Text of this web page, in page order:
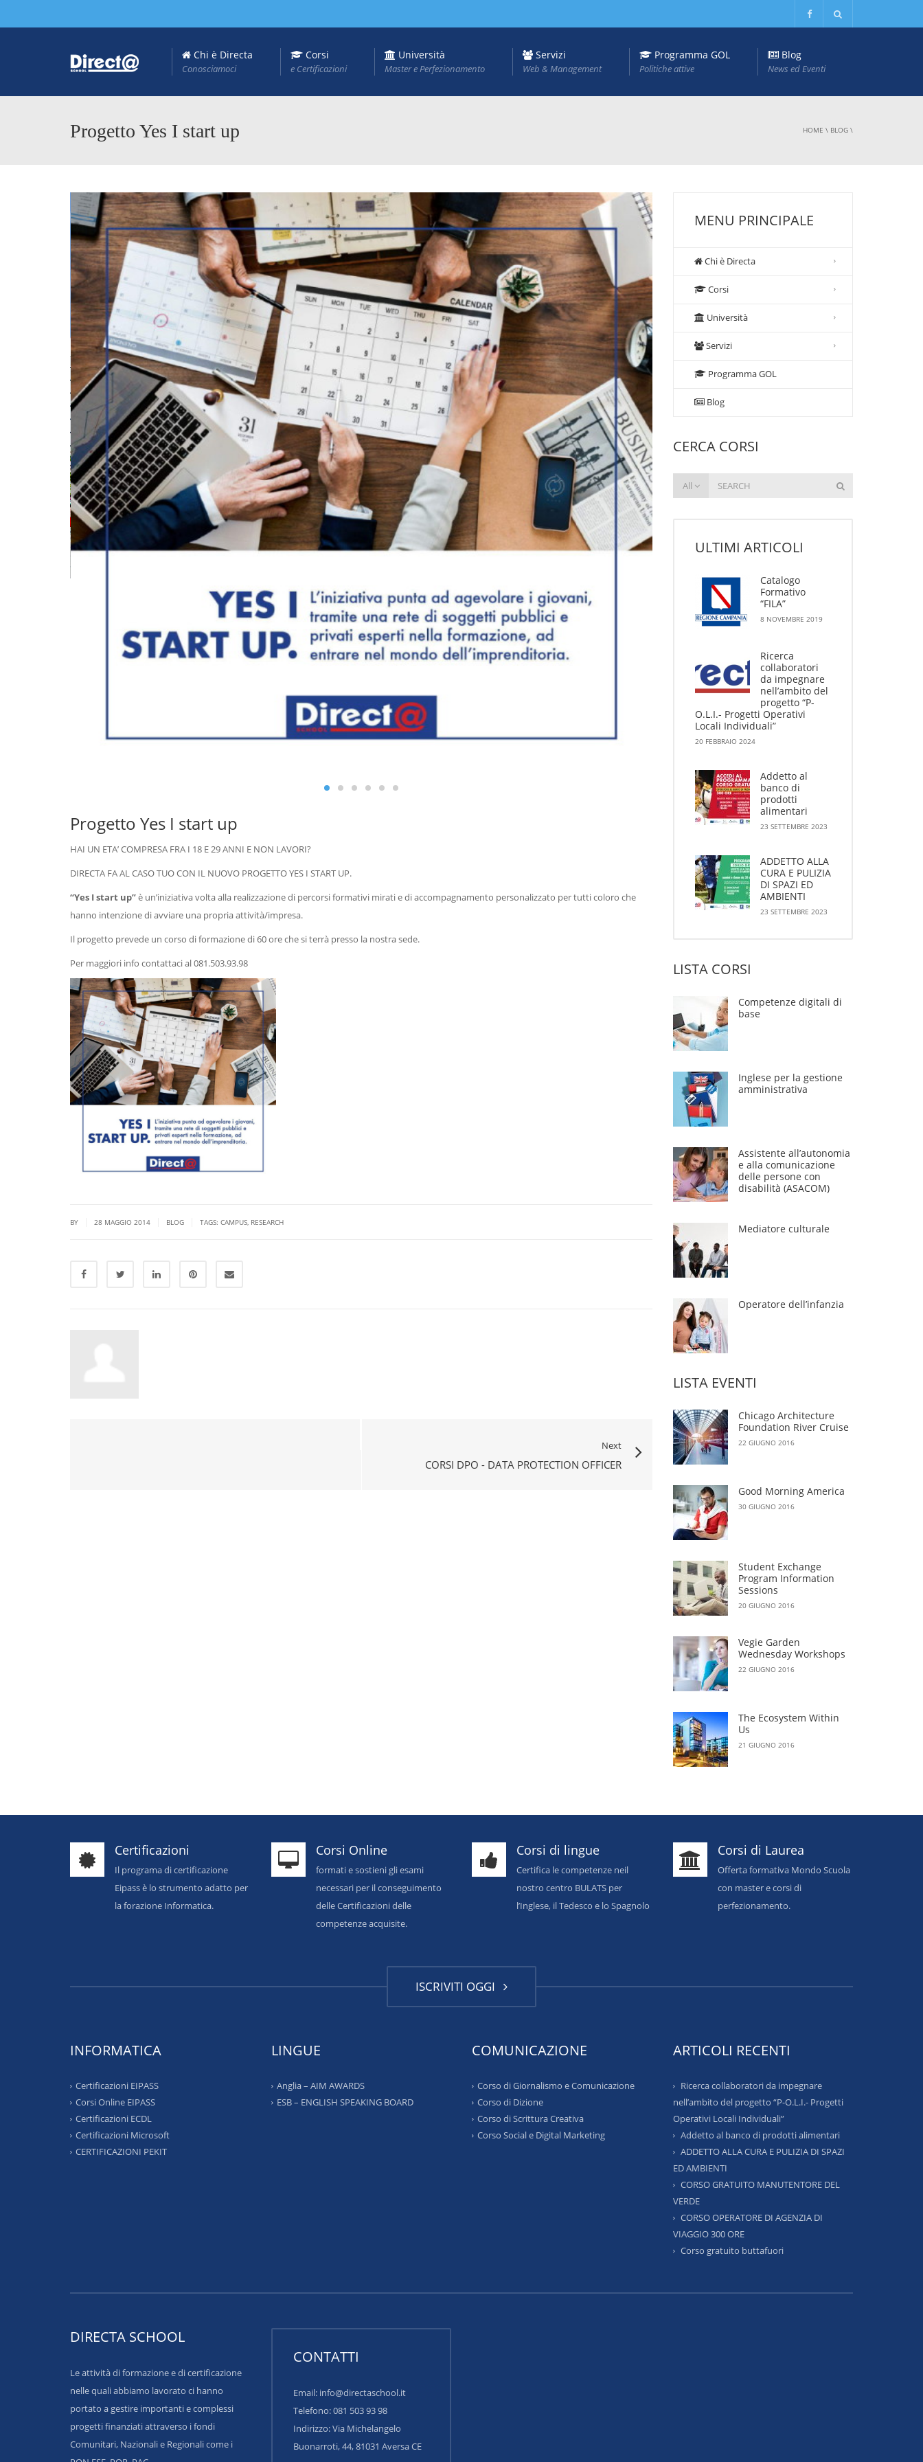
Chi è Directa
Conosciamoci
Corsi
e Certificazioni
Università
Master e Perfezionamento
Servizi
Web & Management
Programma GOL
Politiche attive
Blog
News ed Eventi
Progetto Yes I start up HOME \ BLOG \
Progetto Yes I start up
HAI UN ETA’ COMPRESA FRA I 18 E 29 ANNI E NON LAVORI?
DIRECTA FA AL CASO TUO CON IL NUOVO PROGETTO YES I START UP.
“Yes I start up”è un’iniziativa volta alla realizzazione di percorsi formativi mirati e di accompagnamento personalizzato per tutti coloro che
hanno intenzione di avviare una propria attività/impresa.
Il progetto prevede un corso di formazione di 60 ore che si terrà presso la nostra sede.
Per maggiori info contattaci al 081.503.93.98
BY 28 MAGGIO 2014 BLOG TAGS: CAMPUS RESEARCH
Next
CORSI DPO - DATA PROTECTION OFFICER
MENU PRINCIPALE
Chi è Directa
Corsi
Università
Servizi
Programma GOL
Blog
CERCA CORSI
All
ULTIMI ARTICOLI
Catalogo
Formativo
“FILA”
8 NOVEMBRE 2019
Ricerca
collaboratori
da impegnare
nell’ambito del
progetto “P-
O.L.I.- Progetti Operativi
Locali Individuali”
20 FEBBRAIO 2024
Addetto al
banco di
prodotti
alimentari
23 SETTEMBRE 2023
ADDETTO ALLA
CURA E PULIZIA
DI SPAZI ED
AMBIENTI
23 SETTEMBRE 2023
LISTA CORSI
Competenze digitali di
base
Inglese per la gestione
amministrativa
Assistente all’autonomia
e alla comunicazione
delle persone con
disabilità (ASACOM)
Mediatore culturale
Operatore dell’infanzia
LISTA EVENTI
Chicago Architecture
Foundation River Cruise
22 GIUGNO 2016
Good Morning America
30 GIUGNO 2016
Student Exchange
Program Information
Sessions
20 GIUGNO 2016
Vegie Garden
Wednesday Workshops
22 GIUGNO 2016
The Ecosystem Within
Us
21 GIUGNO 2016
Certificazioni
Il programa di certificazione
Eipass è lo strumento adatto per
la forazione Informatica.
Corsi Online
formati e sostieni gli esami
necessari per il conseguimento
delle Certificazioni delle
competenze acquisite.
Corsi di lingue
Certifica le competenze neil
nostro centro BULATS per
l’Inglese, il Tedesco e lo Spagnolo
Corsi di Laurea
Offerta formativa Mondo Scuola
con master e corsi di
perfezionamento.
ISCRIVITI OGGI
INFORMATICA
Certificazioni EIPASS
Corsi Online EIPASS
Certificazioni ECDL
Certificazioni Microsoft
CERTIFICAZIONI PEKIT
LINGUE
Anglia – AIM AWARDS
ESB – ENGLISH SPEAKING BOARD
COMUNICAZIONE
Corso di Giornalismo e Comunicazione
Corso di Dizione
Corso di Scrittura Creativa
Corso Social e Digital Marketing
ARTICOLI RECENTI
Ricerca collaboratori da impegnare
nell’ambito del progetto “P-O.L.I.- Progetti
Operativi Locali Individuali”
Addetto al banco di prodotti alimentari
ADDETTO ALLA CURA E PULIZIA DI SPAZI
ED AMBIENTI
CORSO GRATUITO MANUTENTORE DEL
VERDE
CORSO OPERATORE DI AGENZIA DI
VIAGGIO 300 ORE
Corso gratuito buttafuori
DIRECTA SCHOOL
Le attività di formazione e di certificazione
nelle quali abbiamo lavorato ci hanno
portato a gestire importanti e complessi
progetti finanziati attraverso i fondi
Comunitari, Nazionali e Regionali come i
CONTATTI
Email: info@directaschool.it
Telefono: 081 503 93 98
Indirizzo:Via Michelangelo
Buonarroti, 44, 81031 Aversa CE